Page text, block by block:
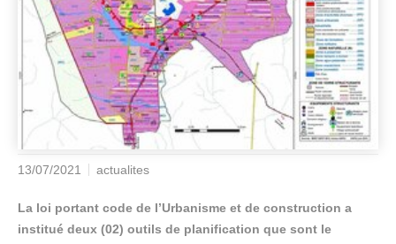
13/07/2021 actualites
La loi portant code de l’Urbanisme et de construction a
institué deux (02) outils de planification que sont le